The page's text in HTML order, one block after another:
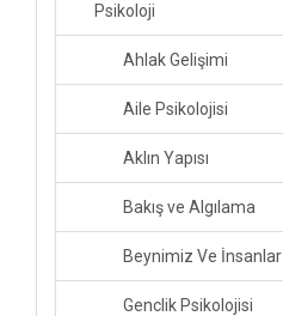
Psikoloji
Ahlak Gelişimi
Aile Psikolojisi
Aklın Yapısı
Bakış ve Algılama
Beynimiz Ve İnsanlar
Genclik Psikolojisi